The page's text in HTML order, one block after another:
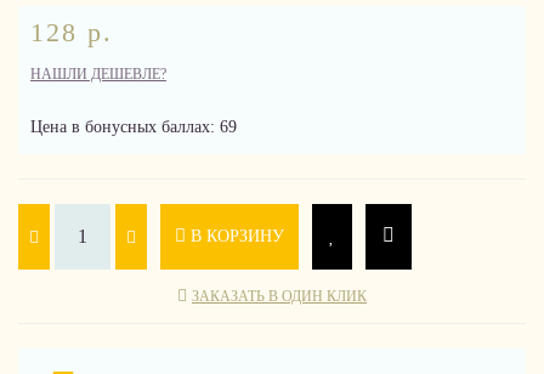
128 р.
НАШЛИ ДЕШЕВЛЕ?
Цена в бонусных баллах: 69
В КОРЗИНУ
ЗАКАЗАТЬ В ОДИН КЛИК